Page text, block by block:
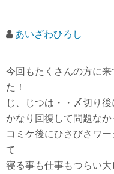
プ
あいざわひろし
今回もたくさんの方に
た！
じ、じつは・・〆切り
かなり回復して問題なか
コミケ後にひさびさワ
て
寝る事も仕事もつらい大